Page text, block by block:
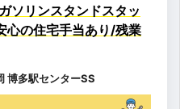
ソリンスタンドスタッ
心の住宅手当あり/残業
博多駅センターSS